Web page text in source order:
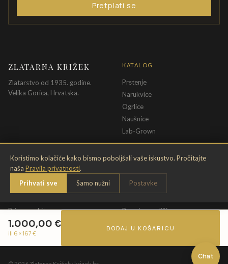
1.000,00 €
ili 6 ×167 €
DODAJ U KOŠARICU
Chat
Koristimo kolačiće kako bismo poboljšali vaše iskustvo. Pročitajte
naša Pravila privatnosti.
Prihvati sve
Samo nužni Postavke
Pretplati se
ZLATARNA KRIŽEK
Zlatarstvo od 1935. godine.
Velika Gorica, Hrvatska.
KATALOG
Prstenje
Narukvice
Ogrlice
Naušnice
Lab-Grown
INFORMACIJE
O nama
Kontakt
Briga o nakitu
Jamstvo
PRAVNE ODREDBE
Pravila privatnosti
Opći uvjeti
Promjena veličine
Uvjeti poklon bona